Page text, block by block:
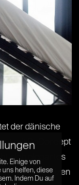
der dänische
mit BoConcept
sich elegantes
verschmelzen
Einige von
uns helfen, diese
Indem Du auf